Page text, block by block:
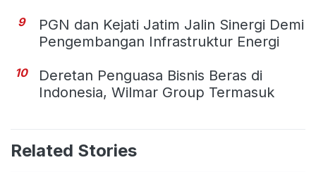
9
PGN dan Kejati Jatim Jalin Sinergi Demi
Pengembangan Infrastruktur Energi
10
Deretan Penguasa Bisnis Beras di
Indonesia, Wilmar Group Termasuk
Related Stories